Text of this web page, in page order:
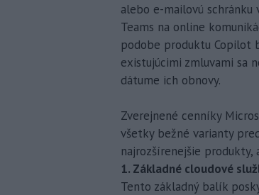
alebo e-mailovú
Teams na online
podobe produktu Copilot
existujúcimi zmluvami sa
dátume ich obnovy.
Zverejnené cenníky
všetky bežné varianty
najrozšírenejšie produkty,
1. Základné cloudové
Tento základný balík